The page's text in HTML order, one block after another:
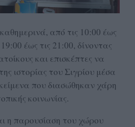
από τις 10:00 έως
έως τις 21:00, δίνοντας
και επισκέπτες να
ιστορίας του Σιγρίου μέσα
που διασώθηκαν χάρη
κοινωνίας.
η παρουσίαση του χώρου